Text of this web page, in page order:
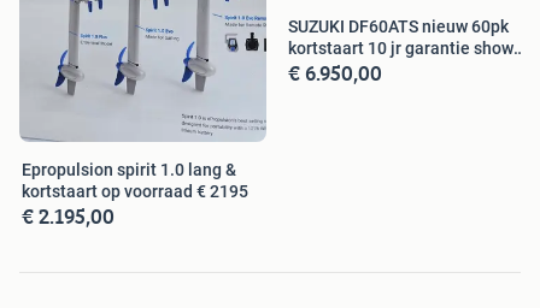
Epropulsion spirit 1.0 lang &
kortstaart op voorraad € 2195
€ 2.195,00
SUZUKI DF60ATS nieuw 60pk
kortstaart 10 jr garantie show
mod
€ 6.950,00